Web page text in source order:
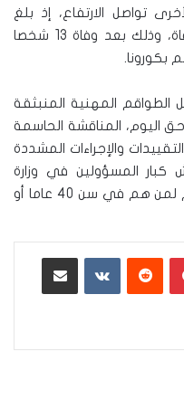
تواصل الارتفاع، إذ بلغ
إجمالي وفيات كورونا 6593 حالة وفاة، وذلك بعد وفاة 13 شخصا
المهنية المنبثقة
اليوم، المناقشة الحاسمة
والإجراءات المشددة
المسؤولين في وزارة
الصحة إعطاء الجرعة الثالثة للتطعيم لمن هم في سن 40 عاما أو
بينتيريست ‏VKontakte